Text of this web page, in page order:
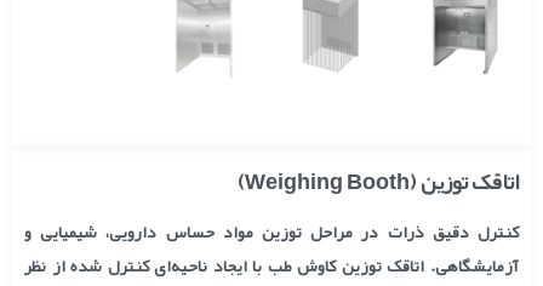
اتاقک توزین (Weighing Booth)
کنترل دقیق ذرات در مراحل توزین مواد حساس دارویی، شیمیایی و
آزمایشگاهی. اتاقک توزین کاوش طب با ایجاد ناحیه‌ای کنترل شده از نظر